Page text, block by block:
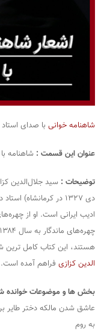
شاهنامه خوانی با صدای استاد
عنوان این قسمت : شاهنامه
توضیحات :
دی ۱۳۲۷ در کرمانشاه)
ادیب ایرانی است. او از
چهره‌های ماندگار به سال ۱۳۸۴ است. استاد کزازی عزیز نویسنده کتاب
هستند، این کتاب کامل
الدین کزازی فراهم آمده است.
بخش ها و موضوعات خوانده
عاشق شدن مالکه دختر طایر بر
به روم